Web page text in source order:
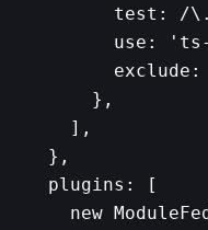
test: /
use:
exclude:
      },
    ],
  },
  plugins: [
new